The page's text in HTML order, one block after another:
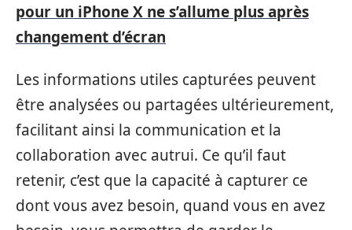
pour un iPhone X ne s’allume plus après
changement d’écran
Les informations utiles capturées peuvent
être analysées ou partagées ultérieurement,
facilitant ainsi la communication et la
collaboration avec autrui. Ce qu’il faut
retenir, c’est que la capacité à capturer ce
dont vous avez besoin, quand vous en avez